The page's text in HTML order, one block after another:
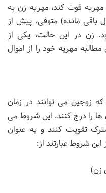
فوت کند، مهریه زن به
باقی مانده) متوفی، پیش از
زن در این حالت، یکی از
مهریه خود را از اموال
زوجین می توانند در زمان
ها را درج کنند. این شروط می
تقویت کنند و به عنوان
شروط عبارتند از:
زن)